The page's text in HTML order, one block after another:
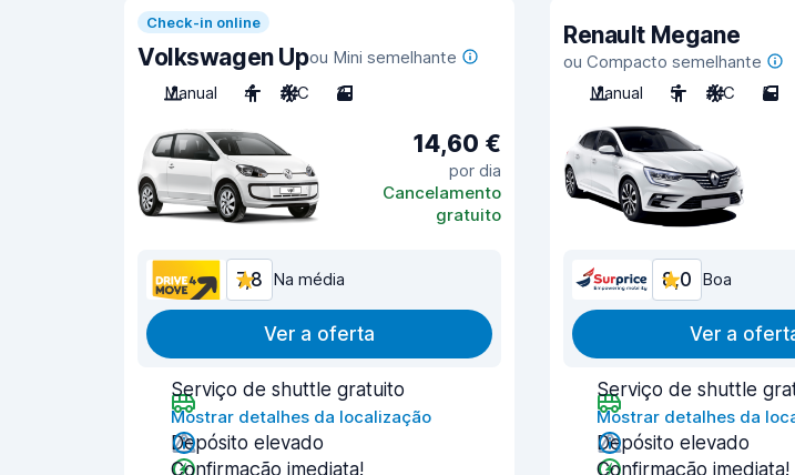
Check-in online
Volkswagen Upou Mini semelhante
Manual
4 A/C 3
14,60 €
por dia
Cancelamento
gratuito
7,8 Na média
Ver a oferta
Serviço de shuttle gratuito
Mostrar detalhes da localização
Depósito elevado
Confirmação imediata!
Renault Megane
ou Compacto semelhante
Manual
5 A/C 5
8,0 Boa
Ver a
Serviço de shuttle
Mostrar detalhes da
Depósito elevado
Confirmação imediata!